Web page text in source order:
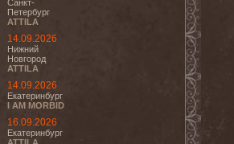
Санкт-
Петербург
ATTILA
14.09.2026
Нижний
Новгород
ATTILA
14.09.2026
Екатеринбург
I AM MORBID
16.09.2026
Екатеринбург